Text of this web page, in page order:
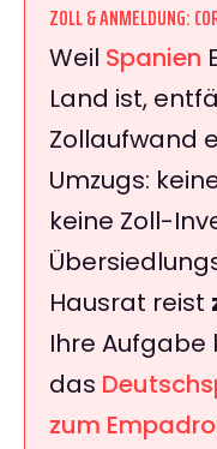
ZOLL & ANMELDUNG:
Weil Spanien
Land ist,
Zollaufwand
Umzugs:
keine Zoll-
Hausrat reist
Ihre Aufgabe
das
zum